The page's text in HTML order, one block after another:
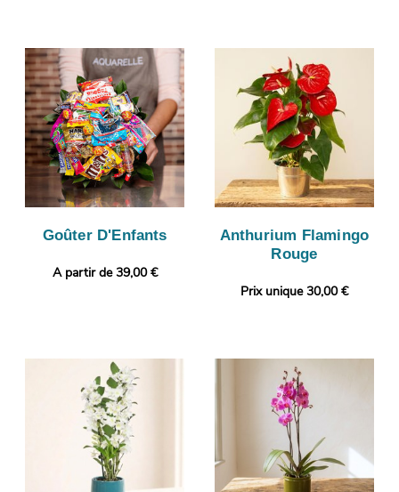
Goûter D'Enfants
A partir de 39,00 €
Anthurium Flamingo
Rouge
Prix unique 30,00 €